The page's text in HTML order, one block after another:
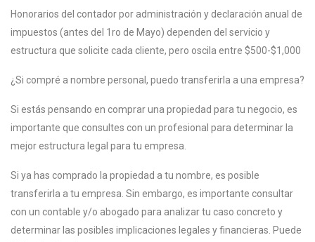
Honorarios del contador por administración y declaración anual de
impuestos (antes del 1ro de Mayo) dependen del servicio y
estructura que solicite cada cliente, pero oscila entre $500-$1,000
¿Si compré a nombre personal, puedo transferirla a una empresa?
Si estás pensando en comprar una propiedad para tu negocio, es
importante que consultes con un profesional para determinar la
mejor estructura legal para tu empresa.
Si ya has comprado la propiedad a tu nombre, es posible
transferirla a tu empresa. Sin embargo, es importante consultar
con un contable y/o abogado para analizar tu caso concreto y
determinar las posibles implicaciones legales y financieras. Puede